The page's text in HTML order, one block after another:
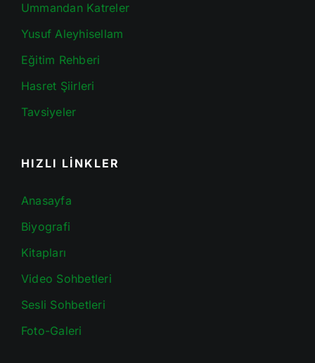
Ummandan Katreler
Yusuf Aleyhisellam
Eğitim Rehberi
Hasret Şiirleri
Tavsiyeler
HIZLI LİNKLER
Anasayfa
Biyografi
Kitapları
Video Sohbetleri
Sesli Sohbetleri
Foto-Galeri